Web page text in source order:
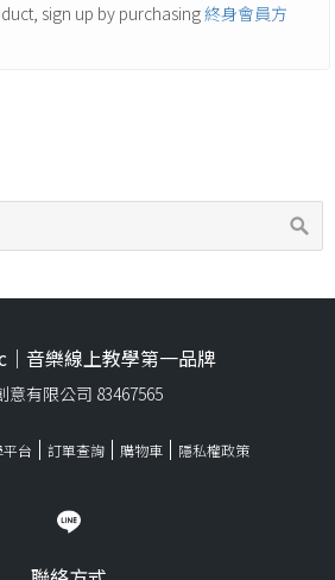
sign up by purchasing終身會員方
音樂線上教學第一品牌
意有限公司 83467565
台 訂單查詢 購物車
隱私權政策